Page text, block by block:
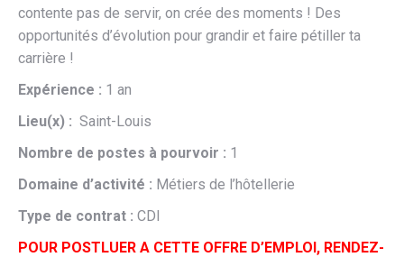
contente pas de servir, on crée des moments ! Des
opportunités d’évolution pour grandir et faire pétiller ta
carrière !
Expérience : 1 an
Lieu(x) : Saint-Louis
Nombre de postes à pourvoir : 1
Domaine d’activité : Métiers de l’hôtellerie
Type de contrat : CDI
POUR POSTLUER A CETTE OFFRE D’EMPLOI, RENDEZ-